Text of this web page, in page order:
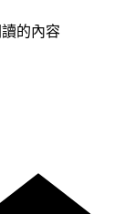
的內容